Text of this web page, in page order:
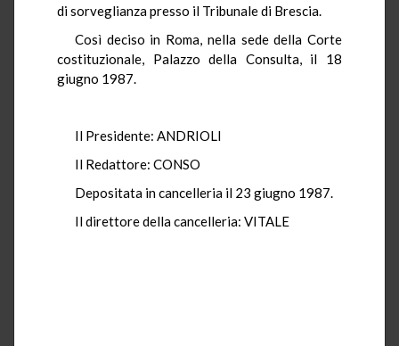
di sorveglianza presso il Tribunale di Brescia.
Così deciso in Roma, nella sede della Corte
costituzionale, Palazzo della Consulta, il 18
giugno 1987.
Il Presidente: ANDRIOLI
Il Redattore: CONSO
Depositata in cancelleria il 23 giugno 1987.
Il direttore della cancelleria: VITALE